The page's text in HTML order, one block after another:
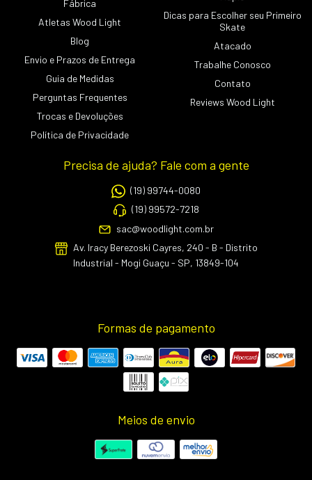
Fábrica
Atletas Wood Light
Blog
Envio e Prazos de Entrega
Guia de Medidas
Perguntas Frequentes
Trocas e Devoluções
Política de Privacidade
Dicas para Escolher seu Primeiro
Skate
Atacado
Trabalhe Conosco
Contato
Reviews Wood Light
Precisa de ajuda? Fale com a gente
(19) 99744-0080
(19) 99572-7218
sac@woodlight.com.br
Av. Iracy Berezoski Cayres, 240 - B - Distrito
Industrial - Mogi Guaçu - SP, 13849-104
Formas de pagamento
Meios de envio